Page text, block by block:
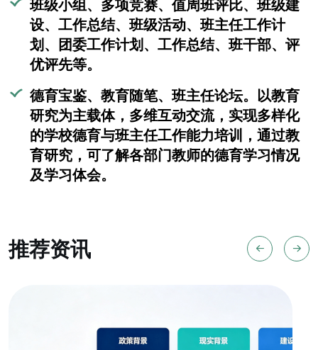
班级小组、多项竞赛、值周班评比、班级建
设、工作总结、班级活动、班主任工作计
划、团委工作计划、工作总结、班干部、评
优评先等。
德育宝鉴、教育随笔、班主任论坛。以教育
研究为主载体，多维互动交流，实现多样化
的学校德育与班主任工作能力培训，通过教
育研究，可了解各部门教师的德育学习情况
及学习体会。
推荐资讯